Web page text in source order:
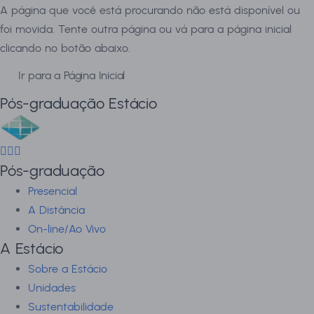
A página que você está procurando não está disponível ou
foi movida. Tente outra página ou vá para a página inicial
clicando no botão abaixo.
Ir para a Página Inicial
Pós-graduação Estácio
Pós-graduação
Presencial
A Distância
On-line/Ao Vivo
A Estácio
Sobre a Estácio
Unidades
Sustentabilidade